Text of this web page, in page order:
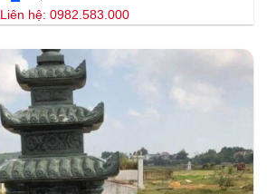
Liên hệ: 0982.583.000